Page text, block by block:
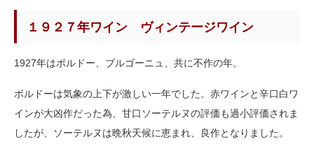
１９２７年ワイン ヴィンテージワイン
1927年はボルドー、ブルゴーニュ、共に不作の年。
ボルドーは気象の上下が激しい一年でした。赤ワインと辛口白ワ
インが大凶作だった為、甘口ソーテルヌの評価も過小評価されま
したが、ソーテルヌは晩秋天候に恵まれ、良作となりました。